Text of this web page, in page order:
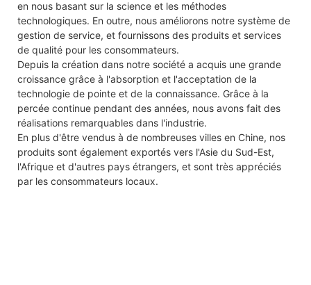
en nous basant sur la science et les méthodes
technologiques. En outre, nous améliorons notre système de
gestion de service, et fournissons des produits et services
de qualité pour les consommateurs.
Depuis la création dans notre société a acquis une grande
croissance grâce à l'absorption et l'acceptation de la
technologie de pointe et de la connaissance. Grâce à la
percée continue pendant des années, nous avons fait des
réalisations remarquables dans l'industrie.
En plus d'être vendus à de nombreuses villes en Chine, nos
produits sont également exportés vers l'Asie du Sud-Est,
l'Afrique et d'autres pays étrangers, et sont très appréciés
par les consommateurs locaux.